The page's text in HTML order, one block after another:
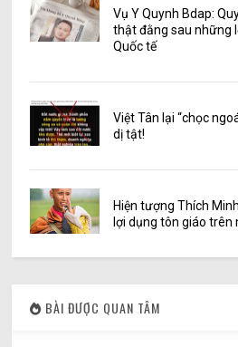
Vụ Y Quynh Bdap:
thật đằng sau những
Quốc tế
Việt Tân lại “chọc
dị tật!
Hiện tượng Thích
lợi dụng tôn giáo trên
BÀI ĐƯỢC QUAN TÂM